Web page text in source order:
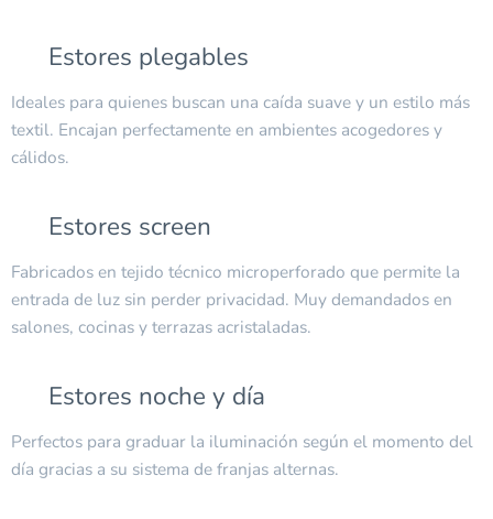
✔ Estores plegables
Ideales para quienes buscan una caída suave y un estilo más
textil. Encajan perfectamente en ambientes acogedores y
cálidos.
✔ Estores screen
Fabricados en tejido técnico microperforado que permite la
entrada de luz sin perder privacidad. Muy demandados en
salones, cocinas y terrazas acristaladas.
✔ Estores noche y día
Perfectos para graduar la iluminación según el momento del
día gracias a su sistema de franjas alternas.